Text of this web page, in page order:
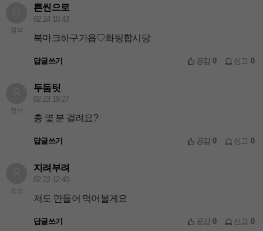
정석
튼씬으로
02.24 10:43
북마크하구가욥♡화팅합시당
답글쓰기 공감0 신고 0
정석
두둠팃
02.23 19:27
총 몇 분 걸려요?
답글쓰기 공감0 신고 0
초보
지려부려
02.22 12:40
저도 만들어 먹어볼게요
답글쓰기 공감0 신고 0